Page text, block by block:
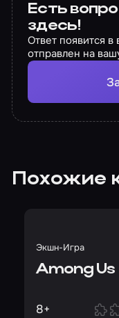
Есть
здесь!
Ответ появится
отправлен на
Похожие
Экшн-Игра
Among Us
8+